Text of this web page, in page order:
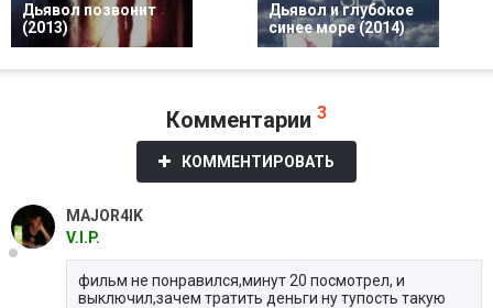
Дьявол позвонит
(2013)
Дьявол и глубокое
синее море (2014)
Комментарии 3
КОММЕНТИРОВАТЬ
MAJOR4IK
V.I.P.
фильм не понравился,минут 20 посмотрел, и
выключил,зачем тратить деньги ну тупость такую